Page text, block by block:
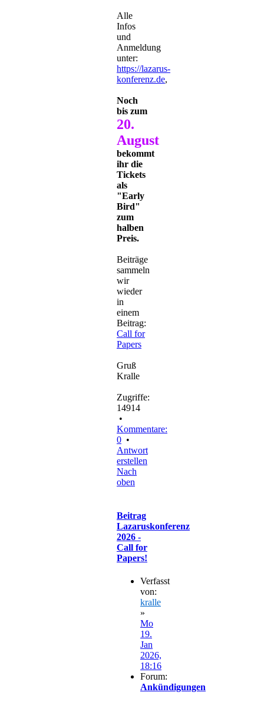
Alle
Infos
und
Anmeldung
unter:
https://lazarus-
konferenz.de,
Noch
bis zum
20.
August
bekommt
ihr die
Tickets
als
"Early
Bird"
zum
halben
Preis.
Beiträge
sammeln
wir
wieder
in
einem
Beitrag:
Call for
Papers
Gruß
Kralle
Zugriffe:
14914
•
Kommentare:
0 •
Antwort
erstellen
Nach
oben
Beitrag
Lazaruskonferenz
2026 -
Call for
Papers!
Verfasst
von:
kralle
»
Mo
19.
Jan
2026,
18:16
Forum:
Ankündigungen